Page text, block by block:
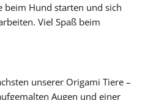
beim Hund starten und sich
Viel Spaß beim
unserer Origami Tiere –
Augen und einer